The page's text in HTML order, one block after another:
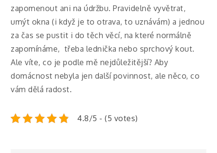
zapomenout ani na údržbu. Pravidelně vyvětrat,
umýt okna (i když je to otrava, to uznávám) a jednou
za čas se pustit i do těch věcí, na které normálně
zapomínáme, třeba lednička nebo sprchový kout.
Ale víte, co je podle mě nejdůležitější? Aby
domácnost nebyla jen další povinnost, ale něco, co
vám dělá radost.
4.8/5 - (5 votes)